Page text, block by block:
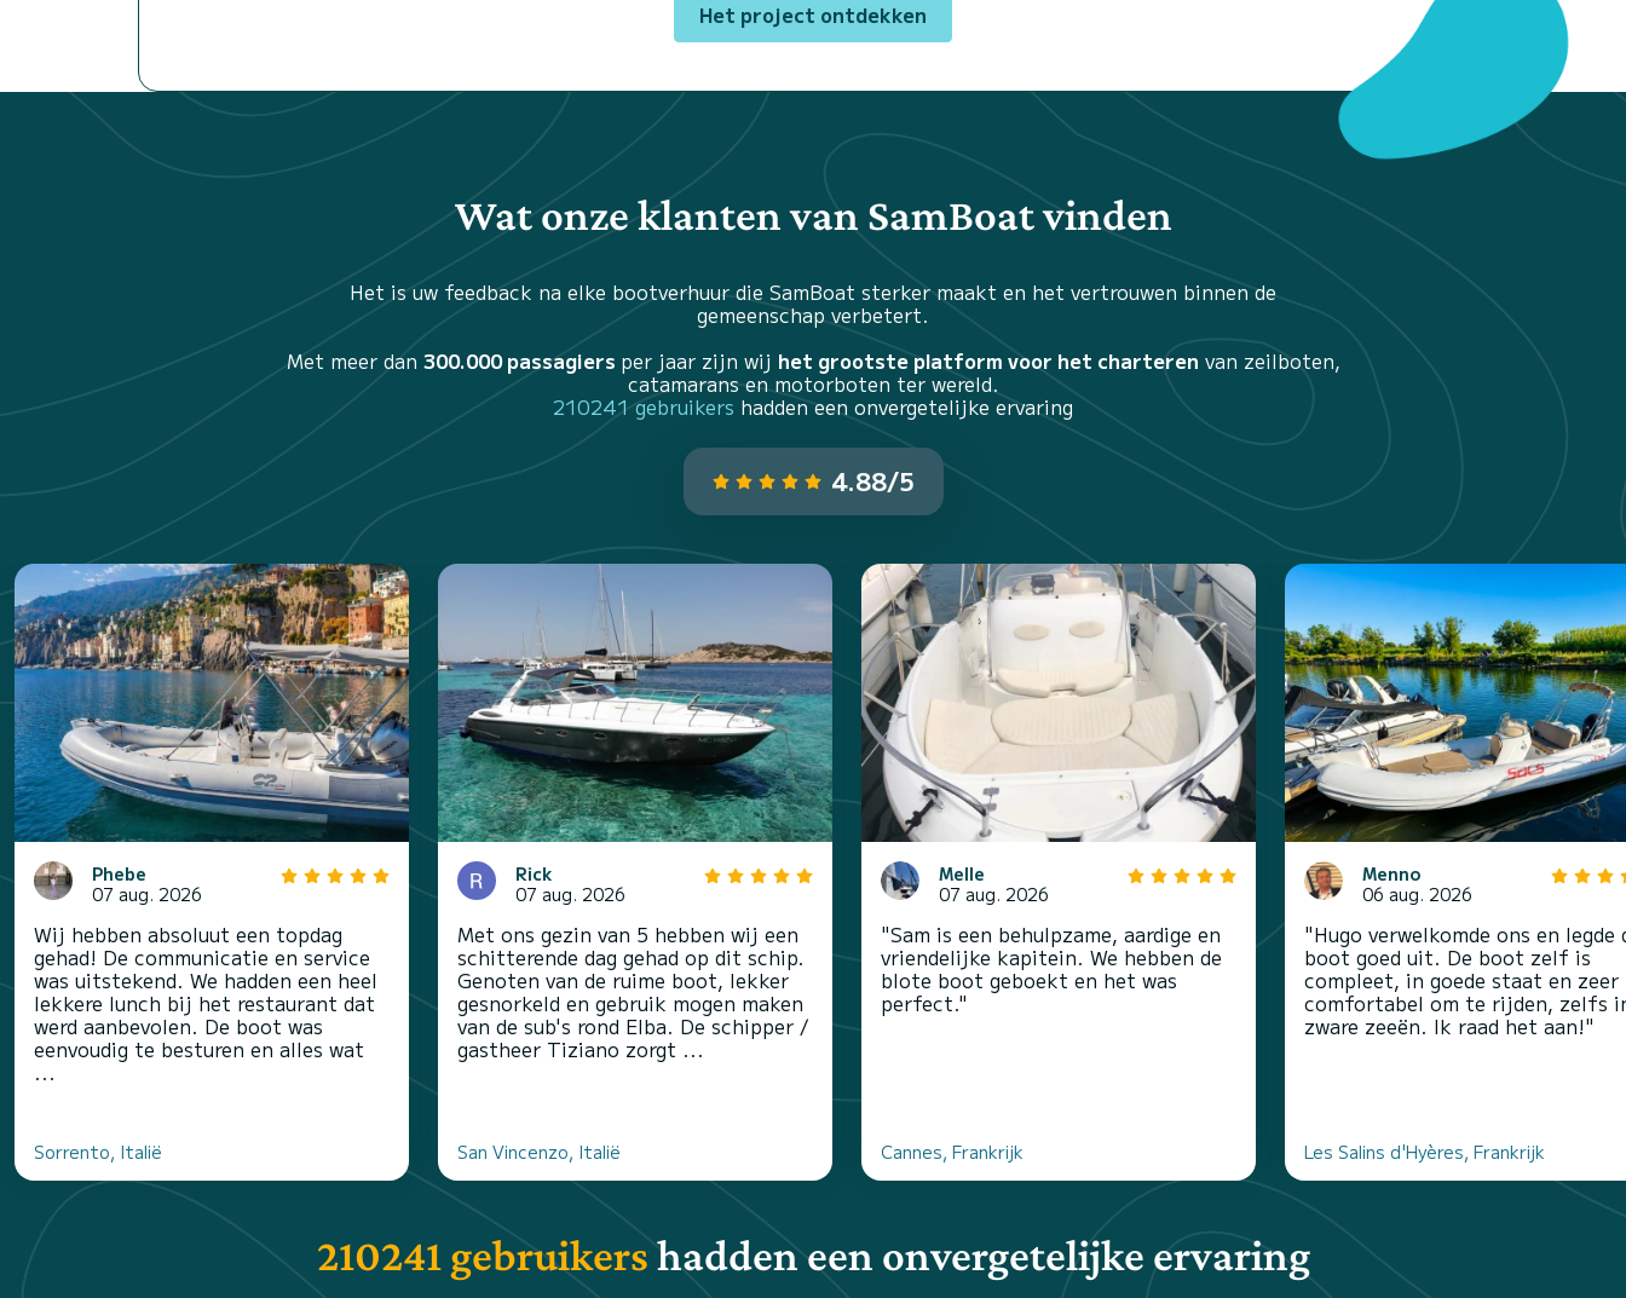
Het project ontdekken
Wat onze klanten van SamBoat vinden
Het is uw feedback na elke bootverhuur die SamBoat sterker maakt en het vertrouwen binnen de
gemeenschap verbetert.
Met meer dan 300.000 passagiers per jaar zijn wij het grootste platform voor het charteren van zeilboten,
catamarans en motorboten ter wereld.
210241 gebruikers hadden een onvergetelijke ervaring
4.88/5
Phebe
07 aug. 2026
Wij hebben absoluut een topdag
gehad! De communicatie en service
was uitstekend. We hadden een heel
lekkere lunch bij het restaurant dat
werd aanbevolen. De boot was
eenvoudig te besturen en alles wat
...
Sorrento, Italië
Rick
07 aug. 2026
Met ons gezin van 5 hebben wij een
schitterende dag gehad op dit schip.
Genoten van de ruime boot, lekker
gesnorkeld en gebruik mogen maken
van de sub's rond Elba. De schipper /
gastheer Tiziano zorgt ...
San Vincenzo, Italië
Melle
07 aug. 2026
"Sam is een behulpzame, aardige en
vriendelijke kapitein. We hebben de
blote boot geboekt en het was
perfect."
Cannes, Frankrijk
Menno
06 aug. 2026
"Hugo verwelkomde ons en legde
boot goed uit. De boot zelf is
compleet, in goede staat en zeer
comfortabel om te rijden, zelfs
zware zeeën. Ik raad het aan!"
Les Salins d'Hyères, Frankrijk
210241 gebruikershadden een onvergetelijke ervaring